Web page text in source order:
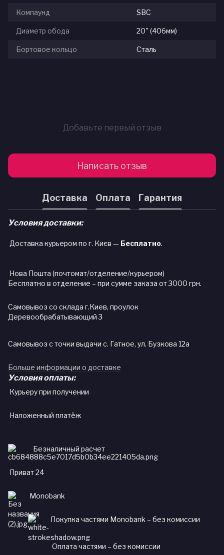
Компаунд SBC
Диаметр обода 20" (406мм)
Бортовое кольцо Сталь
Добавьте первый отзыв
Написать отзыв
Доставка Оплата Гарантия
Условия доставки:
Доставка курьером по г. Києв — Бесплатно.
Нова Пошта (почтомат/отделение/курьером)
Бесплатно в отделение – при сумме заказа от 3000 грн.
Самовывоз со склада г.Киев, проулок
Деревообрабатывающий 3
Самовывоз с точки выдачи с. Гатное, ул. Бузкова 12а
Больше информации о доставке
Условия оплаты:
Курьеру при получении
Наложенный платёж
Безналичный расчет
Приват 24
Monobank
Покупка частями Monobank – без комиссии
Оплата частями – без комиссии